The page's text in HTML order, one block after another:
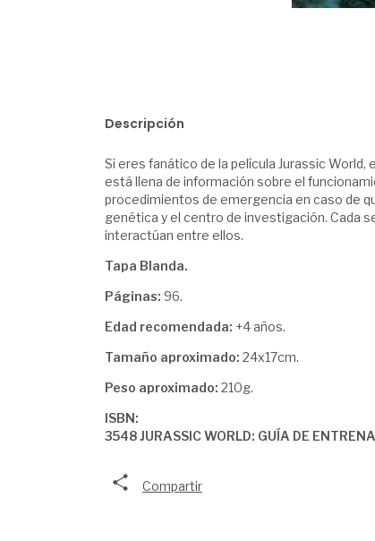
Descripción
Si eres fanático de la película Jurassic
está llena de información sobre el
procedimientos de emergencia en caso de
genética y el centro de investigación. Cada
interactúan entre ellos.
Tapa Blanda.
Páginas: 96.
Edad recomendada: +4 años.
Tamaño aproximado: 24x17cm.
Peso aproximado: 210g.
ISBN:
3548 JURASSIC WORLD: GUÍA DE
Compartir